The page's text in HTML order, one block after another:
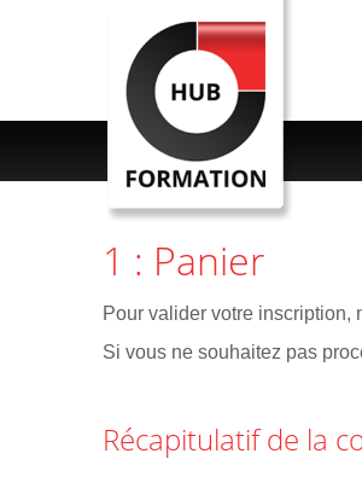
1 : Panier
Pour valider votre inscription,
Si vous ne souhaitez pas
Récapitulatif de la